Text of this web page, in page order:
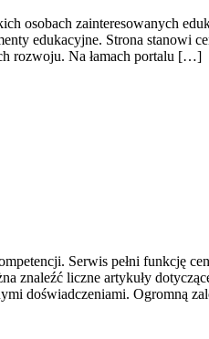
osobach zainteresowanych
edukacyjne. Strona stanowi
rozwoju. Na łamach portalu […]
Serwis pełni funkcję
znaleźć liczne artykuły
doświadczeniami. Ogromną